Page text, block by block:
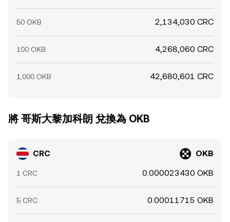
50 OKB 2,134,030 CRC
100 OKB 4,268,060 CRC
1,000 OKB 42,680,601 CRC
將 哥斯大黎加科朗 兌換為 OKB
CRC OKB
1 CRC 0.000023430 OKB
5 CRC 0.00011715 OKB